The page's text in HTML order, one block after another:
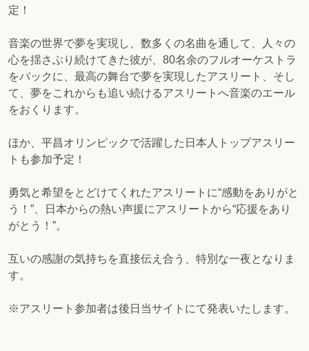
定！
音楽の世界で夢を実現し、数多くの名曲を通して、人々の
心を揺さぶり続けてきた彼が、80名余のフルオーケストラ
をバックに、最高の舞台で夢を実現したアスリート、そし
て、夢をこれからも追い続けるアスリートへ音楽のエール
をおくります。
ほか、平昌オリンピックで活躍した日本人トップアスリー
トも参加予定！
勇気と希望をとどけてくれたアスリートに“感動をありがと
う！”、日本からの熱い声援にアスリートから“応援をあり
がとう！”。
互いの感謝の気持ちを直接伝え合う、特別な一夜となりま
す。
※アスリート参加者は後日当サイトにて発表いたします。